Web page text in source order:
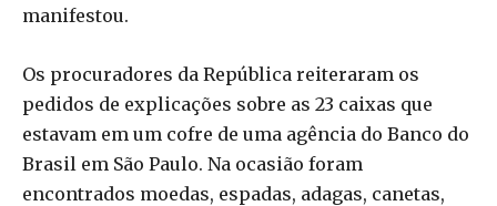
manifestou.
Os procuradores da República reiteraram os
pedidos de explicações sobre as 23 caixas que
estavam em um cofre de uma agência do Banco do
Brasil em São Paulo. Na ocasião foram
encontrados moedas, espadas, adagas, canetas,